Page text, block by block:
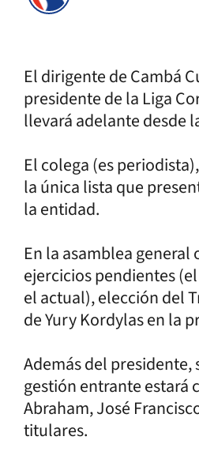
El dirigente de Cambá
presidente de la Liga
llevará adelante desde
El colega (es
la única lista que
la entidad.
En la asamblea
ejercicios pendientes
el actual), elección del
de Yury Kordylas en la
Además del
gestión entrante estará
Abraham, José
titulares.